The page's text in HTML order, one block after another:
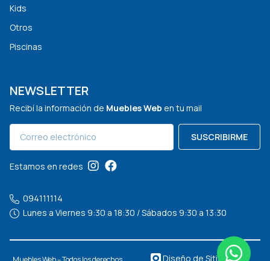
Kids
Otros
Piscinas
NEWSLETTER
Recibí la información de Muebles Web en tu mail
SUSCRIBIRME
Estamos en redes
094111114
Lunes a Viernes 9:30 a 18:30 / Sábados 9:30 a 13:30
Diseño de Sitios Web